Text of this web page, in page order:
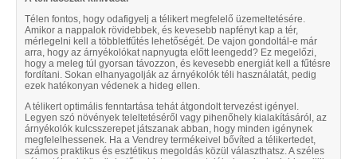
Télen fontos, hogy odafigyelj a télikert megfelelő üzemeltetésére.
Amikor a nappalok rövidebbek, és kevesebb napfényt kap a tér,
mérlegelni kell a többletfűtés lehetőségét. De vajon gondoltál-e már
arra, hogy az árnyékolókat napnyugta előtt leengedd? Ez megelőzi,
hogy a meleg túl gyorsan távozzon, és kevesebb energiát kell a fűtésre
fordítani. Sokan elhanyagolják az árnyékolók téli használatát, pedig
ezek hatékonyan védenek a hideg ellen.
A télikert optimális fenntartása tehát átgondolt tervezést igényel.
Legyen szó növények teleltetéséről vagy pihenőhely kialakításáról, az
árnyékolók kulcsszerepet játszanak abban, hogy minden igénynek
megfelelhessenek. Ha a Vendrey termékeivel bővíted a télikertedet,
számos praktikus és esztétikus megoldás közül választhatsz. A széles